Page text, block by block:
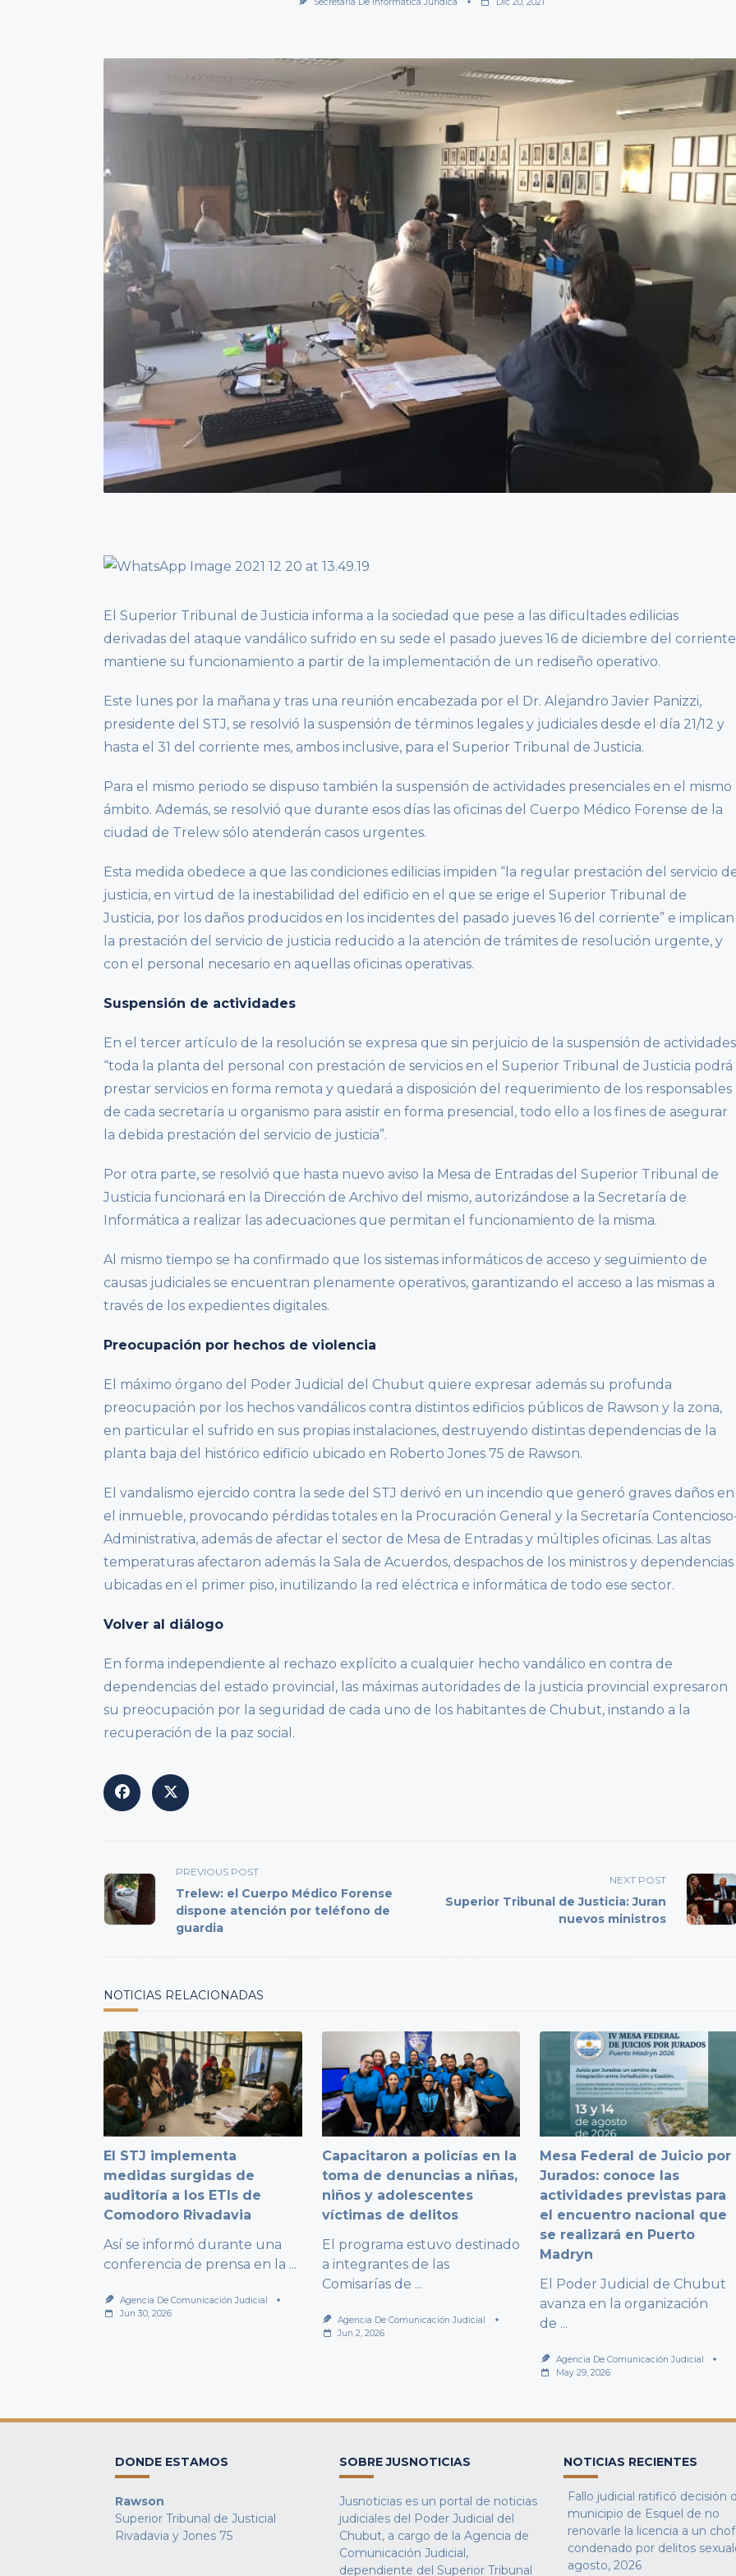
El Superior Tribunal de Justicia informa a la sociedad que pese a las dificultades edilicias
derivadas del ataque vandálico sufrido en su sede el pasado jueves 16 de diciembre del
mantiene su funcionamiento a partir de la implementación de un rediseño operativo.
Este lunes por la mañana y tras una reunión encabezada por el Dr. Alejandro Javier Panizzi,
presidente del STJ, se resolvió la suspensión de términos legales y judiciales desde el día 21/12 y
hasta el 31 del corriente mes, ambos inclusive, para el Superior Tribunal de Justicia.
Para el mismo periodo se dispuso también la suspensión de actividades presenciales en el mismo
ámbito. Además, se resolvió que durante esos días las oficinas del Cuerpo Médico Forense de la
ciudad de Trelew sólo atenderán casos urgentes.
Esta medida obedece a que las condiciones edilicias impiden “la regular prestación del servicio
justicia, en virtud de la inestabilidad del edificio en el que se erige el Superior Tribunal de
Justicia, por los daños producidos en los incidentes del pasado jueves 16 del corriente” e implican
la prestación del servicio de justicia reducido a la atención de trámites de resolución urgente, y
con el personal necesario en aquellas oficinas operativas.
Suspensión de actividades
En el tercer artículo de la resolución se expresa que sin perjuicio de la suspensión de actividades
“toda la planta del personal con prestación de servicios en el Superior Tribunal de Justicia podrá
prestar servicios en forma remota y quedará a disposición del requerimiento de los responsables
de cada secretaría u organismo para asistir en forma presencial, todo ello a los fines de asegurar
la debida prestación del servicio de justicia”.
Por otra parte, se resolvió que hasta nuevo aviso la Mesa de Entradas del Superior Tribunal de
Justicia funcionará en la Dirección de Archivo del mismo, autorizándose a la Secretaría de
Informática a realizar las adecuaciones que permitan el funcionamiento de la misma.
Al mismo tiempo se ha confirmado que los sistemas informáticos de acceso y seguimiento de
causas judiciales se encuentran plenamente operativos, garantizando el acceso a las mismas a
través de los expedientes digitales.
Preocupación por hechos de violencia
El máximo órgano del Poder Judicial del Chubut quiere expresar además su profunda
preocupación por los hechos vandálicos contra distintos edificios públicos de Rawson y la zona,
en particular el sufrido en sus propias instalaciones, destruyendo distintas dependencias de la
planta baja del histórico edificio ubicado en Roberto Jones 75 de Rawson.
El vandalismo ejercido contra la sede del STJ derivó en un incendio que generó graves daños en
el inmueble, provocando pérdidas totales en la Procuración General y la Secretaría
Administrativa, además de afectar el sector de Mesa de Entradas y múltiples oficinas. Las altas
temperaturas afectaron además la Sala de Acuerdos, despachos de los ministros y dependencias
ubicadas en el primer piso, inutilizando la red eléctrica e informática de todo ese sector.
Volver al diálogo
En forma independiente al rechazo explícito a cualquier hecho vandálico en contra de
dependencias del estado provincial, las máximas autoridades de la justicia provincial expresaron
su preocupación por la seguridad de cada uno de los habitantes de Chubut, instando a la
recuperación de la paz social.
<span
class="nav-
subtitle
screen-
PREVIOUS POST
Trelew: el Cuerpo Médico Forense
dispone atención por teléfono de
guardia
NEXT POST
Superior Tribunal de Justicia: Juran
nuevos ministros
NOTICIAS RELACIONADAS
El STJ implementa
medidas surgidas de
auditoría a los ETIs de
Comodoro Rivadavia
Así se informó durante una
conferencia de prensa en la ...
Agencia De Comunicación Judicial
Jun 30, 2026
Capacitaron a policías en la
toma de denuncias a niñas,
niños y adolescentes
víctimas de delitos
El programa estuvo destinado
a integrantes de las
Comisarías de ...
Agencia De Comunicación Judicial
Jun 2, 2026
Mesa Federal de Juicio por
Jurados: conoce las
actividades previstas para
el encuentro nacional que
se realizará en Puerto
Madryn
El Poder Judicial de Chubut
avanza en la organización
de ...
Agencia De Comunicación Judicial
May 29, 2026
DONDE ESTAMOS
Rawson
Superior Tribunal de Justicial
Rivadavia y Jones 75
SOBRE JUSNOTICIAS
Jusnoticias es un portal de noticias
judiciales del Poder Judicial del
Chubut, a cargo de la Agencia de
Comunicación Judicial,
dependiente del Superior Tribunal
NOTICIAS RECIENTES
Fallo judicial ratificó decisión
municipio de Esquel de no
renovarle la licencia a un
condenado por delitos
agosto, 2026